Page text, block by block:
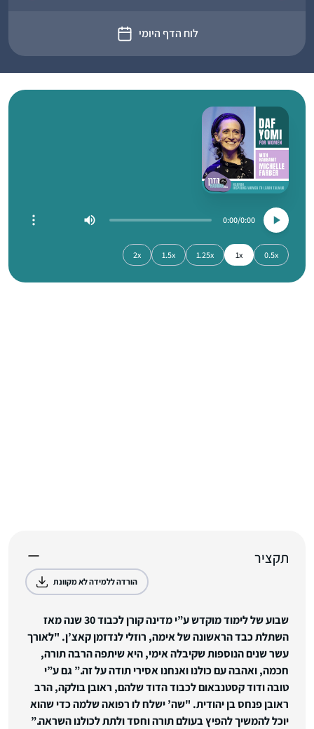
לוח הדף היומי
0:00
0:00
0.5x
1x
1.25x
1.5x
2x
תקציר
הורדה ללמידה לא מקוונת
שבוע של לימוד מוקדש ע”י מדינה קורן לכבוד 30 שנה מאז
השתלת כבד הראשונה של אימה, רוזלי לנדזמן קאצ’ן. "לאורך
עשר שנים הנוספות שקיבלה אימי, היא שיתפה הרבה תורה,
חכמה, ואהבה עם כולנו ואנחנו אסירי תודה על זה.” גם ע”י
טובה ודוד קסטנבאום לכבוד הדוד שלהם, ראובן בולקה, הרב
ראובן פנחס בן יהודית. "שה’ ישלח לו רפואה שלמה כדי שהוא
יוכל להמשיך להפיץ בעולם תורה וחסד ולתת לכולנו השראה.”